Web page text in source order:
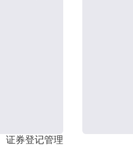
证券登记管理